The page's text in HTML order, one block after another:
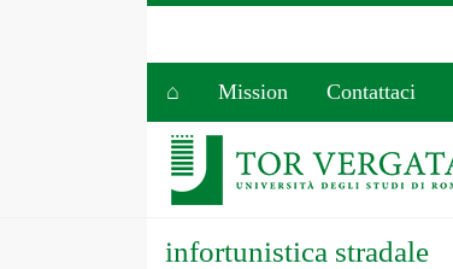
⌂ Mission Contattaci
infortunistica stradale